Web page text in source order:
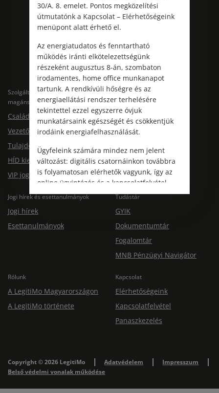
Kövess minket!
Szolgáltatások
magánszemélyeknek
Családi jogvédelem
Vezetői jogvédelem
Tulajdonosi jogvédelem
HÍD kiegészítő jogvédelem
VIP jogvédelem
Szolgáltatások cégeknek
Jogtárs Start & Pro
Jogi hírek és esettanulmányok
Jogi hírek
Esettanulmányok
Tudástár
GYIK
Dokumentumtár
Fogalomtár
MNB Pénzügyi Navigátor
Rólunk
A LegitiMo Magyarországon
A LegitiMo története
Kapcsolat
Elérhetőségeink
Kapcsolatfelvétel
Panaszkezelés
Copyright © 2026 LegitiMo Adatvédelem
Impresszum
Belső védelmi vonalak működése
30/A. 8. emelet. Pontos megközelítési
útmutatónk a Kapcsolat – Elérhetőségeink
menüpont alatt érhető el.
Az energiatudatos és fenntartható
működés iránti elkötelezettségünk
részeként augusztus 8-án, szombaton
irodamentes, home office munkanapot
tartunk. A rendkívüli hőségre és az
energiaellátási rendszer terhelésére
tekintettel ezzel egyszerre óvjuk
munkatársaink egészségét és csökkentjük
irodáink energiafelhasználását.
Ügyfeleink számára mindez nem jelent
változást: digitális csatornáinkon továbbra
is folyamatosan elérhetők vagyunk, így az
online ügyintézés és a kapcsolatfelvétel
változatlanul biztosított.